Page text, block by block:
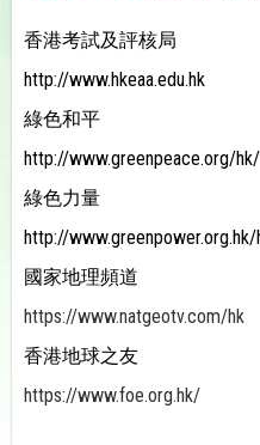
香港考試及評核局
http://www.hkeaa.edu.hk
綠色和平
http://www.greenpeace.org/hk/
綠色力量
http://
國家地理頻道
https://www.natgeotv.com/hk
香港地球之友
https://www.foe.org.hk/